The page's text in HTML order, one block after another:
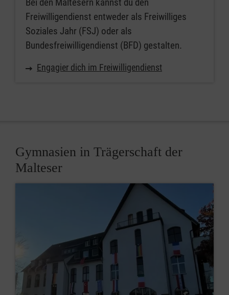
Bei den Maltesern kannst du den
Freiwilligendienst entweder als Freiwilliges
Soziales Jahr (FSJ) oder als
Bundesfreiwilligendienst (BFD) gestalten.
Engagier dich im Freiwilligendienst
Gymnasien in Trägerschaft der
Malteser